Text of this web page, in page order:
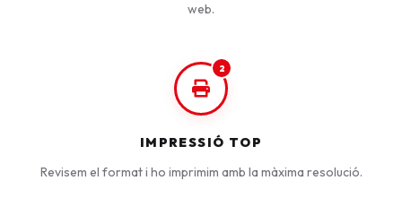
web.
2
IMPRESSIÓ TOP
Revisem el format i ho imprimim amb la màxima resolució.